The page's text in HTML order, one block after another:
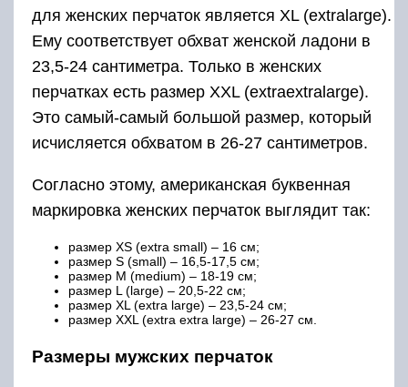
для женских перчаток является XL (extralarge).
Ему соответствует обхват женской ладони в
23,5-24 сантиметра. Только в женских
перчатках есть размер XXL (extraextralarge).
Это самый-самый большой размер, который
исчисляется обхватом в 26-27 сантиметров.
Согласно этому, американская буквенная
маркировка женских перчаток выглядит так:
размер XS (extra small) – 16 см;
размер S (small) – 16,5-17,5 см;
размер M (medium) – 18-19 см;
размер L (large) – 20,5-22 см;
размер XL (extra large) – 23,5-24 см;
размер XXL (extra extra large) – 26-27 см.
Размеры мужских перчаток